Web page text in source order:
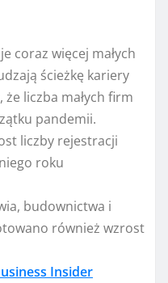
że liczba małych firm
pandemii.
liczby rejestracji
roku
budownictwa i
również wzrost
Insider